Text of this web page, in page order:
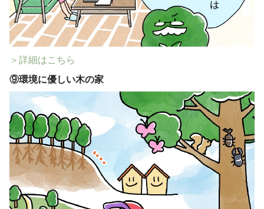
＞詳細はこちら
⑨環境に優しい木の家